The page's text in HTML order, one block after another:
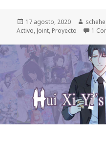
Publicado
el
17 agosto, 2020 Autor
Activo, Joint, Proyecto 1